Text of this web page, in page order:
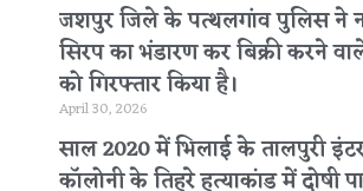
जशपुर जिले के पत्थलगांव पुलिस ने
सिरप का भंडारण कर बिक्री करने
को गिरफ्तार किया है।
April 30, 2026
साल 2020 में भिलाई के तालपुरी
कॉलोनी के तिहरे हत्याकांड में दोषी